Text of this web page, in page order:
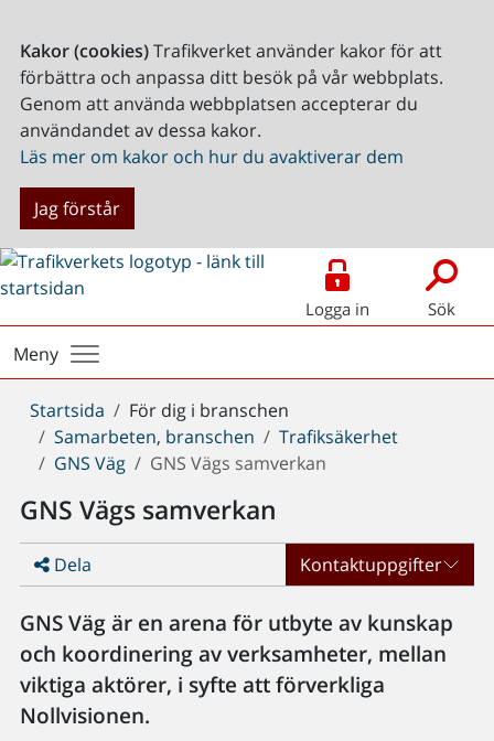
Kakor (cookies)Trafikverket använder kakor för att
förbättra och anpassa ditt besök på vår webbplats.
Genom att använda webbplatsen accepterar du
användandet av dessa kakor.
Läs mer om kakor och hur du avaktiverar dem
Jag förstår
Logga in Sök
Meny
Du
är
här:
Startsida
För dig i branschen
Samarbeten, branschen
Trafiksäkerhet
GNS Väg
GNS Vägs samverkan
GNS Vägs samverkan
Dela Kontaktuppgifter
GNS Väg är en arena för utbyte av kunskap
och koordinering av verksamheter, mellan
viktiga aktörer, i syfte att förverkliga
Nollvisionen.